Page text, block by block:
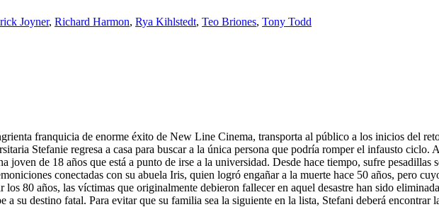
Joyner, Richard Harmon, Rya Kihlstedt, Teo Briones, Tony Todd
franquicia de enorme éxito de New Line Cinema, transporta al público a los inicios del
Stefanie regresa a casa para buscar a la única persona que podría romper el infausto ciclo.
joven de 18 años que está a punto de irse a la universidad. Desde hace tiempo, sufre pesadillas
conectadas con su abuela Iris, quien logró engañar a la muerte hace 50 años, pero
80 años, las víctimas que originalmente debieron fallecer en aquel desastre han sido
a su destino fatal. Para evitar que su familia sea la siguiente en la lista, Stefani deberá